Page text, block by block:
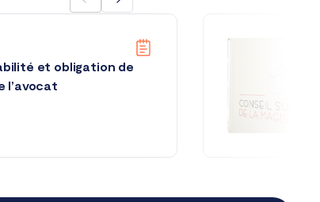
et obligation de
l’avocat